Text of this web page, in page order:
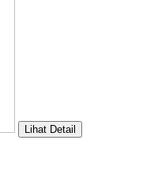
Lihat Detail